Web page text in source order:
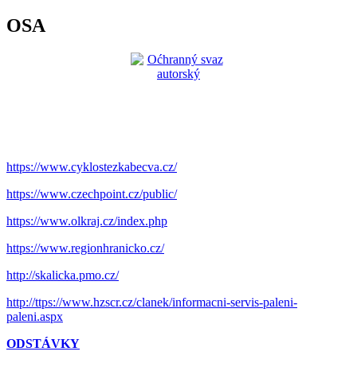
OSA
https://www.cyklostezkabecva.cz/
https://www.czechpoint.cz/public/
https://www.olkraj.cz/index.php
https://www.regionhranicko.cz/
http://skalicka.pmo.cz/
http://ttps://www.hzscr.cz/clanek/informacni-servis-paleni-
paleni.aspx
ODSTÁVKY